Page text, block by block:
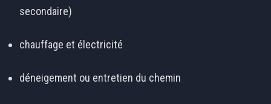
secondaire)
chauffage et électricité
déneigement ou entretien du chemin